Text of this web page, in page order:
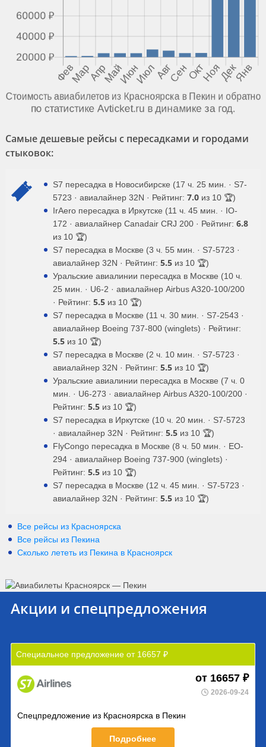
Самые дешевые рейсы с пересадками и городами
стыковок:
S7 пересадка в Новосибирске (17 ч. 25 мин. · S7-
5723 · авиалайнер 32N · Рейтинг: 7.0 из 10 🏆)
IrAero пересадка в Иркутске (11 ч. 45 мин. · IO-
172 · авиалайнер Canadair CRJ 200 · Рейтинг: 6.8
из 10 🏆)
S7 пересадка в Москве (3 ч. 55 мин. · S7-5723 ·
авиалайнер 32N · Рейтинг: 5.5 из 10 🏆)
Уральские авиалинии пересадка в Москве (10 ч.
25 мин. · U6-2 · авиалайнер Airbus A320-100/200
· Рейтинг: 5.5 из 10 🏆)
S7 пересадка в Москве (11 ч. 30 мин. · S7-2543 ·
авиалайнер Boeing 737-800 (winglets) · Рейтинг:
5.5 из 10 🏆)
S7 пересадка в Москве (2 ч. 10 мин. · S7-5723 ·
авиалайнер 32N · Рейтинг: 5.5 из 10 🏆)
Уральские авиалинии пересадка в Москве (7 ч. 0
мин. · U6-273 · авиалайнер Airbus A320-100/200 ·
Рейтинг: 5.5 из 10 🏆)
S7 пересадка в Иркутске (10 ч. 20 мин. · S7-5723
· авиалайнер 32N · Рейтинг: 5.5 из 10 🏆)
FlyCongo пересадка в Москве (8 ч. 50 мин. · EO-
294 · авиалайнер Boeing 737-900 (winglets) ·
Рейтинг: 5.5 из 10 🏆)
S7 пересадка в Москве (12 ч. 45 мин. · S7-5723 ·
авиалайнер 32N · Рейтинг: 5.5 из 10 🏆)
Все рейсы из Красноярска
Все рейсы из Пекина
Сколько лететь из Пекина в Красноярск
Акции и спецпредложения
Специальное предложение от 16657 ₽
от 16657 ₽
2026-09-24
Спецпредложение из Красноярска в Пекин
Подробнее